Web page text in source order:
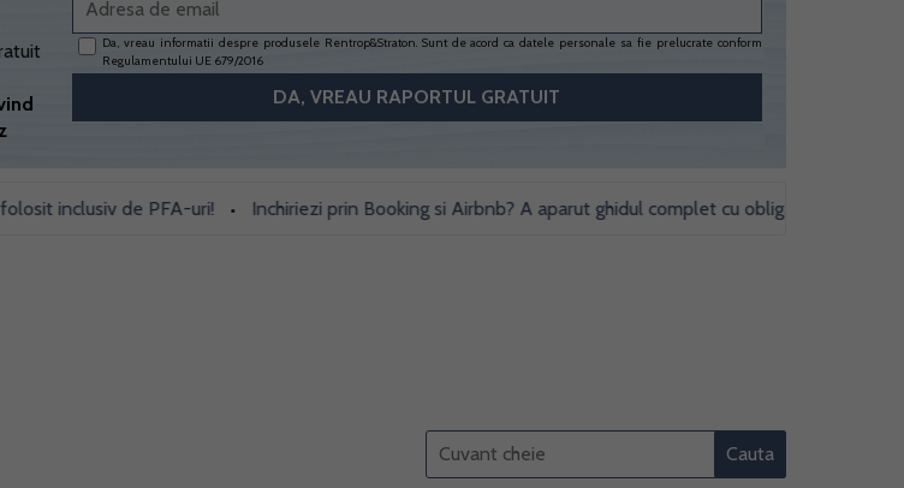
Da, vreau informatii despre produsele Rentrop&Straton. Sunt de acord ca datele personale sa fie prelucrate conform
Regulamentului UE 679/2016
inclusiv de PFA-uri! • Inchiriezi prin Booking si Airbnb? A aparut ghidul complet cu obligatii fiscale si studii